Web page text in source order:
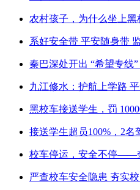
农村孩子，为什么坐上黑
系好安全带 平安随身带
秦巴深处开出 “希望专线”
九江修水：护航上学路 平
黑校车接送学生，罚
接送学生超员100%，2名
校车停运，安全不停——
严查校车安全隐患 夯实